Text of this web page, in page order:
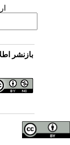
بازنشر